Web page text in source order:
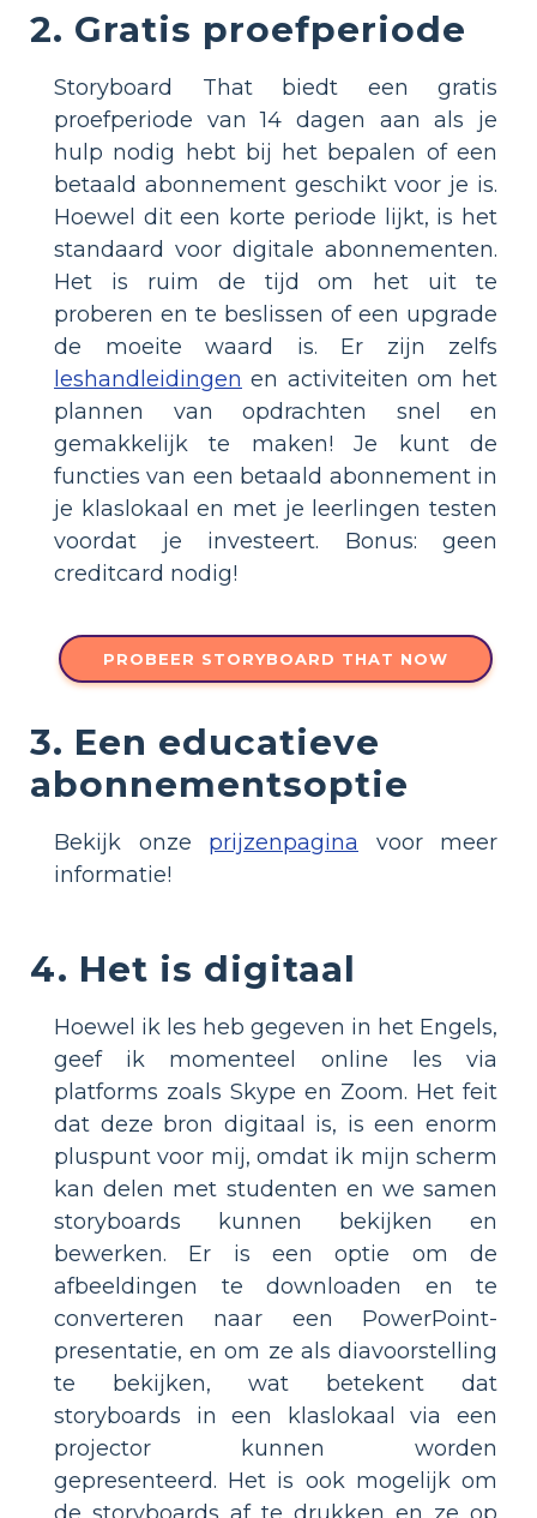
2. Gratis proefperiode
Storyboard That biedt een gratis
proefperiode van 14 dagen aan als je
hulp nodig hebt bij het bepalen of een
betaald abonnement geschikt voor je is.
Hoewel dit een korte periode lijkt, is het
standaard voor digitale abonnementen.
Het is ruim de tijd om het uit te
proberen en te beslissen of een upgrade
de moeite waard is. Er zijn zelfs
leshandleidingen en activiteiten om het
plannen van opdrachten snel en
gemakkelijk te maken! Je kunt de
functies van een betaald abonnement in
je klaslokaal en met je leerlingen testen
voordat je investeert. Bonus: geen
creditcard nodig!
PROBEER STORYBOARD THAT NOW
3. Een educatieve
abonnementsoptie
Bekijk onze prijzenpagina voor meer
informatie!
4. Het is digitaal
Hoewel ik les heb gegeven in het Engels,
geef ik momenteel online les via
platforms zoals Skype en Zoom. Het feit
dat deze bron digitaal is, is een enorm
pluspunt voor mij, omdat ik mijn scherm
kan delen met studenten en we samen
storyboards kunnen bekijken en
bewerken. Er is een optie om de
afbeeldingen te downloaden en te
converteren naar een PowerPoint-
presentatie, en om ze als diavoorstelling
te bekijken, wat betekent dat
storyboards in een klaslokaal via een
projector kunnen worden
gepresenteerd. Het is ook mogelijk om